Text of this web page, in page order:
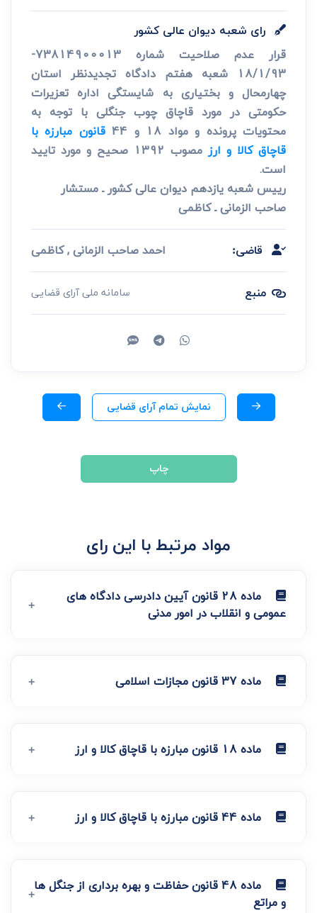
رای شعبه دیوان عالی کشور
قرار عدم صلاحیت شماره 73814900013-
18/1/93 شعبه هفتم دادگاه تجدیدنظر استان
چهارمحال و بختیاری به شایستگی اداره تعزیرات
حکومتی در مورد قاچاق چوب جنگلی با توجه به
محتویات پرونده و مواد 18 و 44
قانون مبارزه با
قاچاق کالا و ارز
مصوب 1392 صحیح و مورد تایید
است.
رییس شعبه یازدهم دیوان عالی کشور ـ مستشار
صاحب الزمانی ـ کاظمی
قاضی: احمد صاحب الزمانی , کاظمی
منبع سامانه ملی آرای قضایی
نمایش تمام آرای قضایی
چاپ
مواد مرتبط با این رای
ماده 28 قانون آیین دادرسی دادگاه های
عمومی و انقلاب در امور مدنی
ماده 37 قانون مجازات اسلامی
ماده 18 قانون مبارزه با قاچاق کالا و ارز
ماده 44 قانون مبارزه با قاچاق کالا و ارز
ماده 48 قانون حفاظت و بهره برداری از جنگل ها
و مراتع